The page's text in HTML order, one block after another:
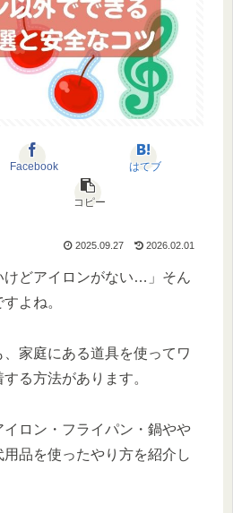
Facebook はてブ
コピー
2025.09.27 2026.02.01
けどアイロンがない…」そん
よね。
家庭にある道具を使ってワ
る方法があります。
ロン・フライパン・鍋やや
品を使ったやり方を紹介し